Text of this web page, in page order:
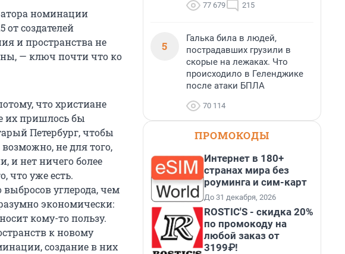
номинации
от создателей
и пространства не
— ключ почти что ко
что христиане
их пришлось бы
Петербург, чтобы
не для того,
и нет ничего более
что уже есть.
выбросов углерода, чем
экономически:
кому-то пользу.
к новому
создание в них
77 679 215
5
Галька била в людей,
пострадавших грузили в
скорые на лежаках. Что
происходило в Геленджике
после атаки БПЛА
70 114
ПРОМОКОДЫ
Интернет в 180+
странах мира без
роуминга и сим-карт
До 31 декабря, 2026
ROSTIC'S - скидка 20%
по промокоду на
любой заказ от
3199₽!